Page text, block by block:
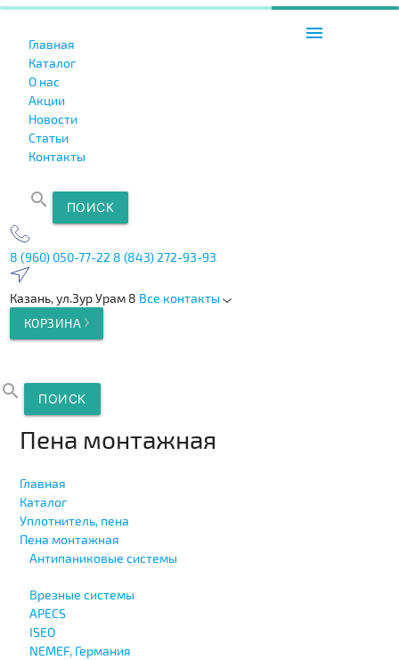
menu
Главная
Каталог
О нас
Акции
Новости
Статьи
Контакты
search ПОИСК
8 (960) 050-77-22 8 (843) 272-93-93
Казань, ул.Зур Урам 8 Все контакты
КОРЗИНА
search ПОИСК
Пена монтажная
Главная
Каталог
Уплотнитель, пена
Пена монтажная
Антипаниковые системы
Врезные системы
APECS
ISEO
NEMEF, Германия